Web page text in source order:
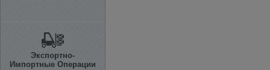
Экспортно-
Импортные Операции